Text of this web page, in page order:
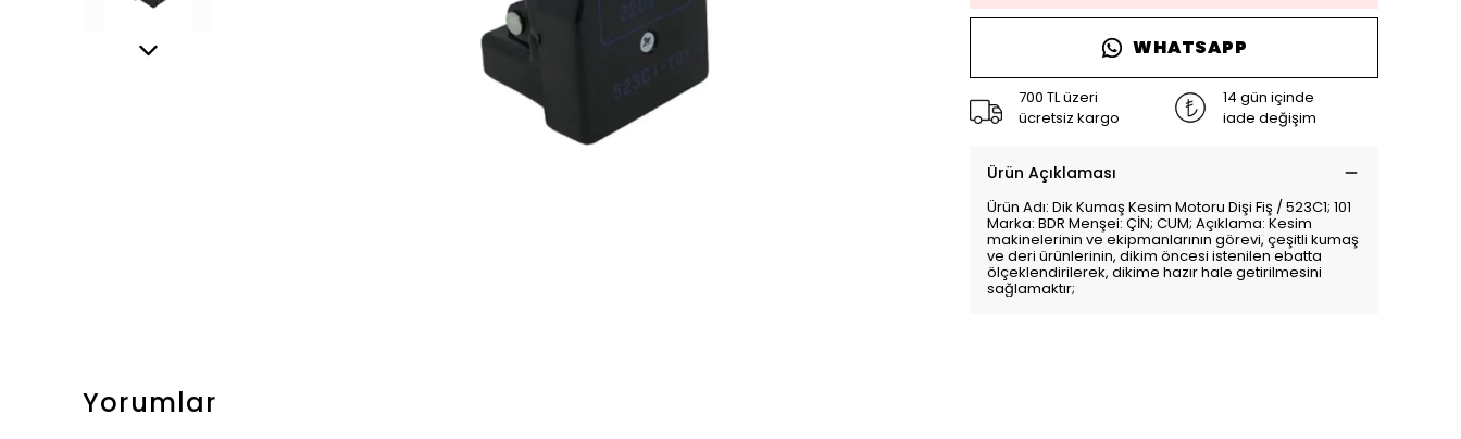
WHATSAPP
700 TL üzeri
ücretsiz kargo
14 gün içinde
iade değişim
Ürün Açıklaması
Ürün Adı: Dik Kumaş Kesim Motoru Dişi Fiş / 523C1; 101
Marka: BDR Menşei: ÇİN; CUM; Açıklama: Kesim
makinelerinin ve ekipmanlarının görevi, çeşitli kumaş
ve deri ürünlerinin, dikim öncesi istenilen ebatta
ölçeklendirilerek, dikime hazır hale getirilmesini
sağlamaktır;
Yorumlar